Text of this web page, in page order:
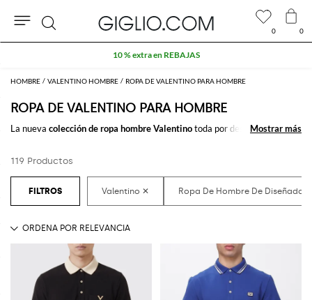
HOMBRE VALENTINO HOMBRE ROPA DE VALENTINO PARA HOMBRE
ROPA DE VALENTINO PARA HOMBRE
La nueva colección de ropa hombre Valentinotoda por descubrir online
casual a uno más clásico o deportivo, siempre econtrarás lo que buscas.
Descubre laropa para hombre Valentino onlineen GIGLIO.COM
Mostrar más
Mostrar más
119 Productos
0 0
Buscar
10 % extra en REBAJAS